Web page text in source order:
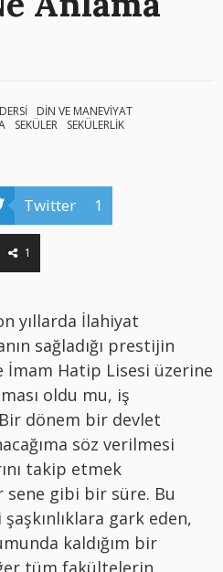
DİN VE MANEVİYAT
SEKÜLER
SEKÜLERLİK
Twitter 1
1
yıllarda İlahiyat
sağladığı prestijin
İmam Hatip Lisesi üzerine
oldu mu, iş
dönem bir devlet
söz verilmesi
takip etmek
sene gibi bir süre. Bu
gark eden,
kaldığım bir
tüm fakültelerin